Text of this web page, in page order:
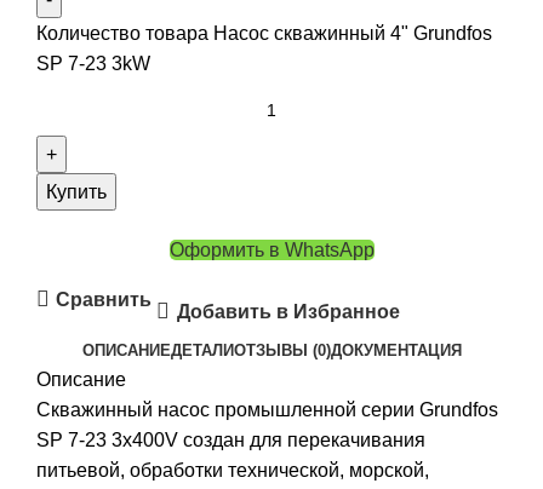
Количество товара Насос скважинный 4" Grundfos
SP 7-23 3kW
Купить
Оформить в WhatsApp
Сравнить
Добавить в Избранное
ОПИСАНИЕДЕТАЛИОТЗЫВЫ (0)ДОКУМЕНТАЦИЯ
Описание
Скважинный насос промышленной серии Grundfos
SP 7-23 3x400V создан для перекачивания
питьевой, обработки технической, морской,